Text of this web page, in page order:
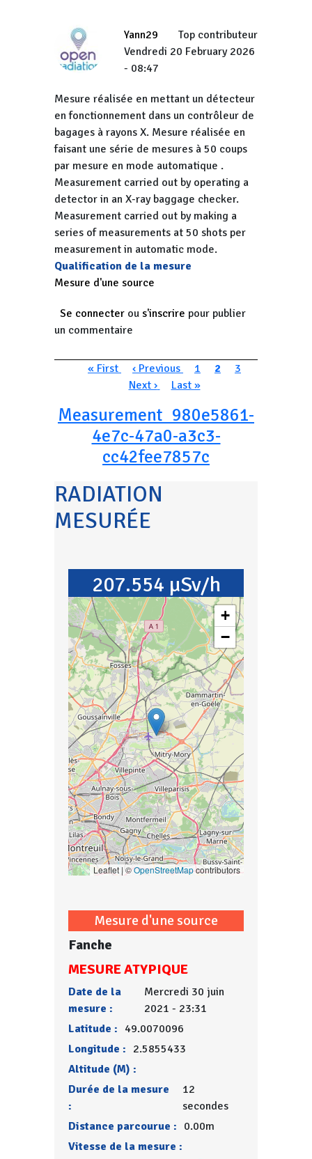
Yann29
Top contributeur
Vendredi 20 February 2026
- 08:47
Mesure réalisée en mettant un détecteur
en fonctionnement dans un contrôleur de
bagages à rayons X. Mesure réalisée en
faisant une série de mesures à 50 coups
par mesure en mode automatique .
Measurement carried out by operating a
detector in an X-ray baggage checker.
Measurement carried out by making a
series of measurements at 50 shots per
measurement in automatic mode.
Qualification de la mesure
Mesure d'une source
Se connecter ou s'inscrire pour publier
un commentaire
Pagination
Première page
« First Page précédente
‹ Previous Page
1 Page courante
2 Page
3
Next ›
Dernière page
Last »
Measurement_980e5861-
4e7c-47a0-a3c3-
cc42fee7857c
RADIATION
MESURÉE
207.554 µSv/h
+
−
Leaflet | ©OpenStreetMapcontributors
Mesure d'une source
Fanche
MESURE ATYPIQUE
Date de la
mesure :
Mercredi 30 juin
2021 - 23:31
Latitude : 49.0070096
Longitude : 2.5855433
Altitude (M) :
Durée de la mesure
:
12
secondes
Distance parcourue : 0.00m
Vitesse de la mesure :